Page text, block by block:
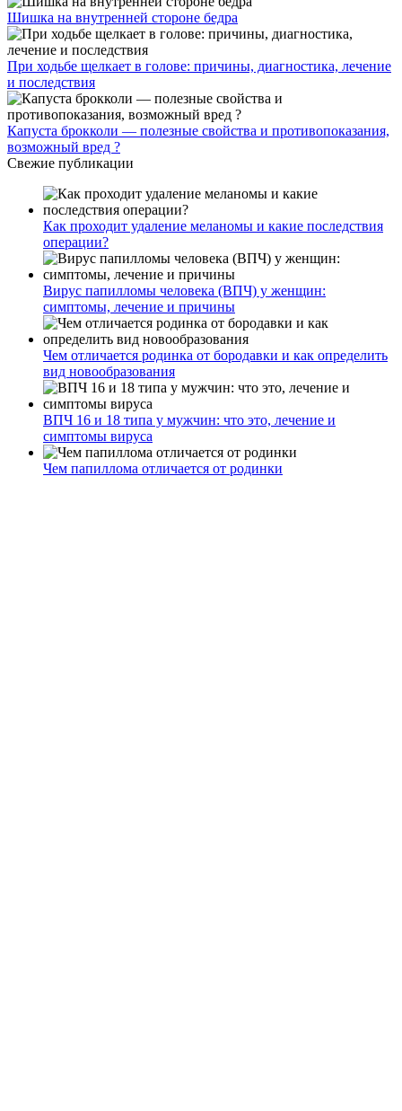
Шишка на внутренней стороне бедра
При ходьбе щелкает в голове: причины, диагностика, лечение
и последствия
Капуста брокколи — полезные свойства и противопоказания,
возможный вред ?
Свежие публикации
Как проходит удаление меланомы и какие последствия
операции?
Вирус папилломы человека (ВПЧ) у женщин:
симптомы, лечение и причины
Чем отличается родинка от бородавки и как определить
вид новообразования
ВПЧ 16 и 18 типа у мужчин: что это, лечение и
симптомы вируса
Чем папиллома отличается от родинки